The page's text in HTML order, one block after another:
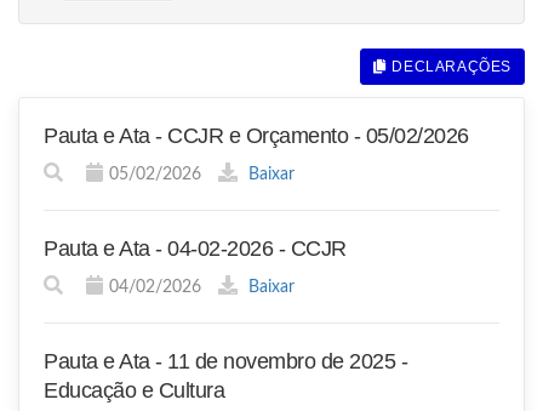
DECLARAÇÕES
Pauta e Ata - CCJR e Orçamento - 05/02/2026
05/02/2026 Baixar
Pauta e Ata - 04-02-2026 - CCJR
04/02/2026 Baixar
Pauta e Ata - 11 de novembro de 2025 -
Educação e Cultura